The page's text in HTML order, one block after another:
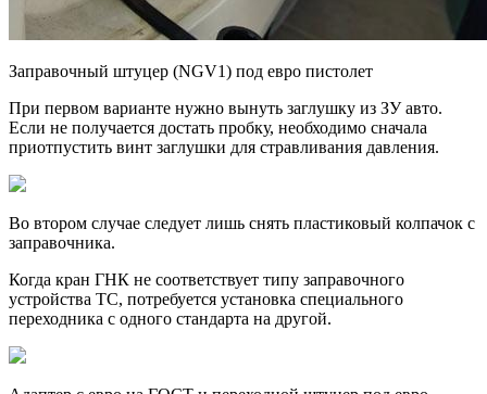
Заправочный штуцер (NGV1) под евро пистолет
При первом варианте нужно вынуть заглушку из ЗУ авто.
Если не получается достать пробку, необходимо сначала
приотпустить винт заглушки для стравливания давления.
Во втором случае следует лишь снять пластиковый колпачок с
заправочника.
Когда кран ГНК не соответствует типу заправочного
устройства ТС, потребуется установка специального
переходника с одного стандарта на другой.